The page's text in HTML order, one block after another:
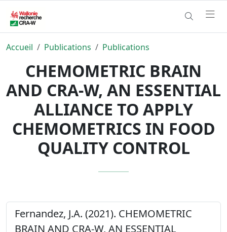
Accueil Publications Publications
CHEMOMETRIC BRAIN
AND CRA-W, AN ESSENTIAL
ALLIANCE TO APPLY
CHEMOMETRICS IN FOOD
QUALITY CONTROL
Fernandez, J.A. (2021). CHEMOMETRIC
BRAIN AND CRA-W, AN ESSENTIAL